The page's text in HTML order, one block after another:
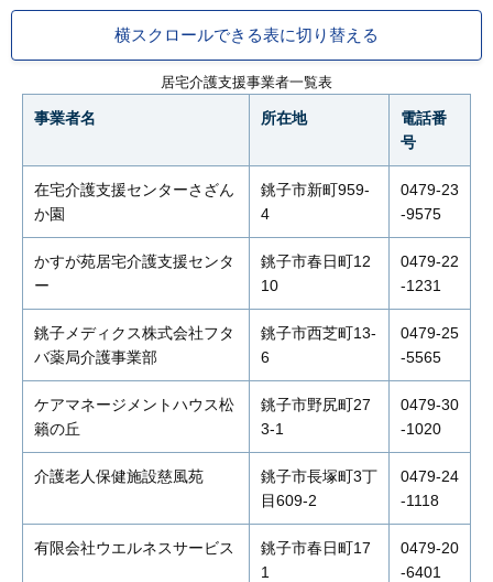
横スクロールできる表に切り替える
居宅介護支援事業者一覧表
事業者名 所在地
電話番
号
在宅介護支援センターさざん
か園
銚子市新町959-
4
0479-23
-9575
かすが苑居宅介護支援センタ
ー
銚子市春日町12
10
0479-22
-1231
銚子メディクス株式会社フタ
バ薬局介護事業部
銚子市西芝町13-
6
0479-25
-5565
ケアマネージメントハウス松
籟の丘
銚子市野尻町27
3-1
0479-30
-1020
介護老人保健施設慈風苑
銚子市長塚町3丁
目609-2
0479-24
-1118
有限会社ウエルネスサービス
銚子市春日町17
1
0479-20
-6401